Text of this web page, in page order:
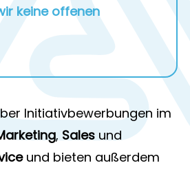
keine offenen
Initiativbewerbungen im
, Sales und
und bieten außerdem